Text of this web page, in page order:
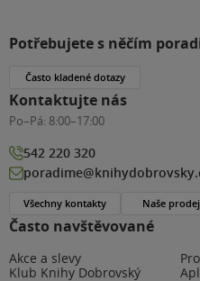
Často navštěvované
Akce a slevy
Klub Knihy Dobrovský
Potřebujete s něčím
Často kladené dotazy
Kontaktujte nás
Po–Pá: 8:00–17:00
542 220 320
Všechny kontakty Naše